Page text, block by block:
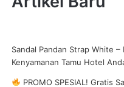
Sandal Pandan Strap White
Kenyamanan Tamu Hotel
PROMO SPESIAL! Gratis